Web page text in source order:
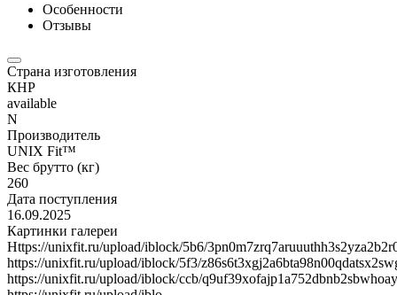
Особенности
Отзывы
Страна изготовления
КНР
available
N
Производитель
UNIX Fit™
Вес брутто (кг)
260
Дата поступления
16.09.2025
Картинки галереи
Https://unixfit.ru/upload/iblock/5b6/
https://unixfit.ru/upload/iblock/5f3/
https://unixfit.ru/upload/iblock/ccb/